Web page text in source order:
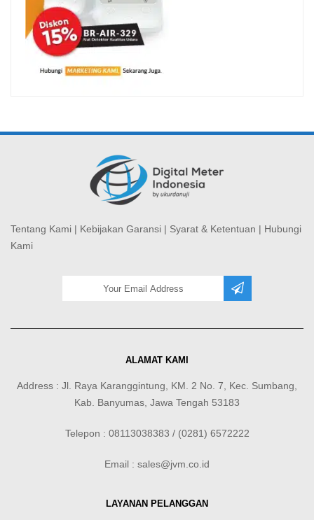
Tentang Kami | Kebijakan Garansi | Syarat & Ketentuan | Hubungi
Kami
ALAMAT KAMI
Address : Jl. Raya Karanggintung, KM. 2 No. 7, Kec. Sumbang,
Kab. Banyumas, Jawa Tengah 53183
Telepon : 08113038383 / (0281) 6572222
Email : sales@jvm.co.id
LAYANAN PELANGGAN